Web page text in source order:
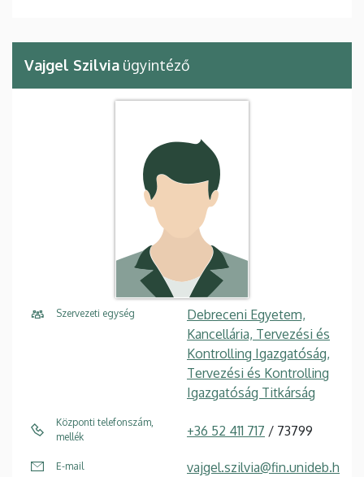
Vajgel Szilvia ügyintéző
Szervezeti egység
Debreceni Egyetem,
Kancellária, Tervezési és
Kontrolling Igazgatóság,
Tervezési és Kontrolling
Igazgatóság Titkárság
Központi telefonszám,
mellék
+36 52 411 717 / 73799
E-mail
vajgel.szilvia@fin.unideb.h